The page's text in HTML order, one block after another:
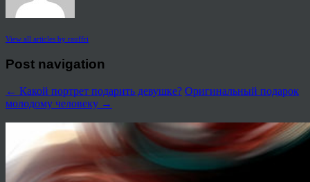
View all articles by rauffri
Post navigation
← Какой портрет подарить девушке? Оригинальный подарок
молодому человеку →